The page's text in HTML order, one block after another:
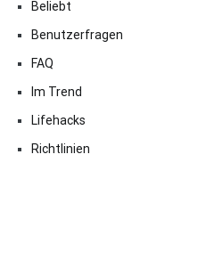
Beliebt
Benutzerfragen
FAQ
Im Trend
Lifehacks
Richtlinien